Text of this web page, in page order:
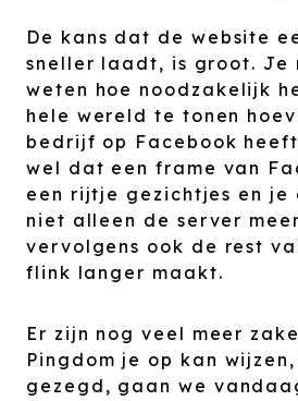
De kans dat de website
sneller laadt, is groot. Je
weten hoe noodzakelijk
hele wereld te tonen
bedrijf op Facebook
wel dat een frame van
een rijtje gezichtjes en je
niet alleen de server
vervolgens ook de rest
flink langer maakt.
Er zijn nog veel meer
Pingdom je op kan
gezegd, gaan we